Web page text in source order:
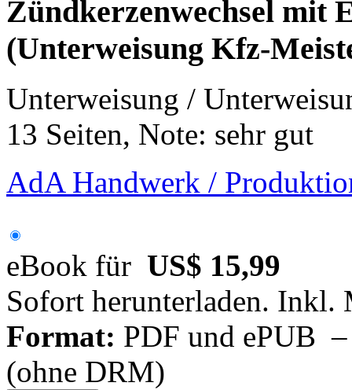
Zündkerzenwechsel mit
(Unterweisung Kfz-
Unterweisung /
13 Seiten, Note: sehr gut
AdA Handwerk /
eBook für US$ 15,99
Sofort herunterladen. Inkl.
Format: PDF und ePUB
(ohne DRM)